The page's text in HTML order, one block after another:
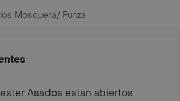
Mosquera/ Funza
Asados estan abiertos